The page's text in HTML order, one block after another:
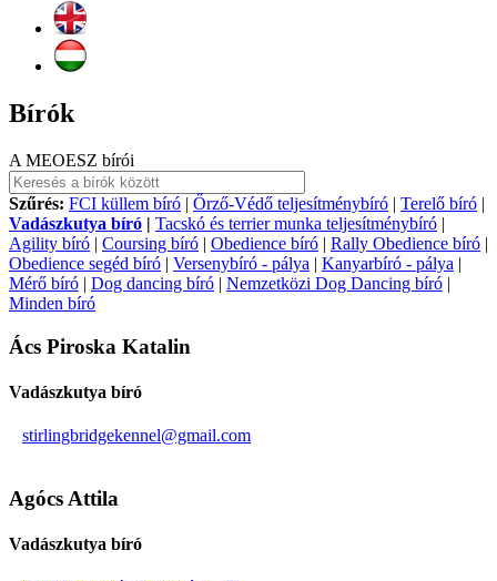
Bírók
A MEOESZ bírói
Szűrés: FCI küllem bíró | Őrző-Védő teljesítménybíró | Terelő bíró |
Vadászkutya bíró | Tacskó és terrier munka teljesítménybíró |
Agility bíró | Coursing bíró | Obedience bíró | Rally Obedience bíró |
Obedience segéd bíró | Versenybíró - pálya | Kanyarbíró - pálya |
Mérő bíró | Dog dancing bíró | Nemzetközi Dog Dancing bíró |
Minden bíró
Ács Piroska Katalin
Vadászkutya bíró
stirlingbridgekennel@gmail.com
Agócs Attila
Vadászkutya bíró